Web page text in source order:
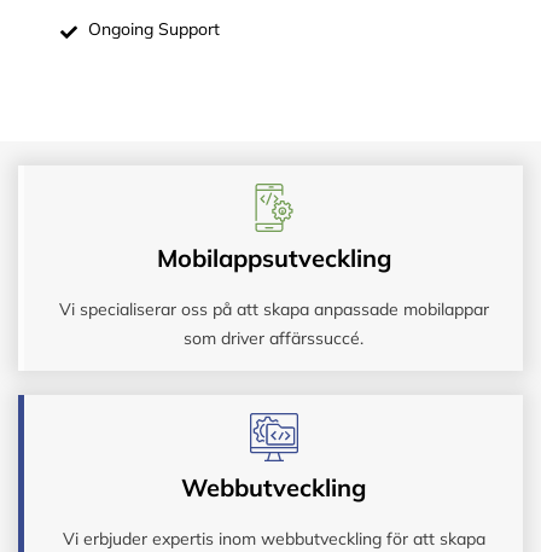
Ongoing Support
Mobilappsutveckling
Vi specialiserar oss på att skapa anpassade mobilappar
som driver affärssuccé.
Webbutveckling
Vi erbjuder expertis inom webbutveckling för att skapa